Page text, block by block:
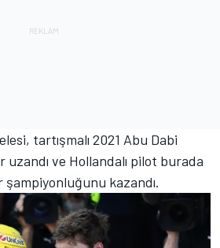
tartışmalı 2021 Abu Dabi
uzandı ve Hollandalı pilot burada
kazandı.